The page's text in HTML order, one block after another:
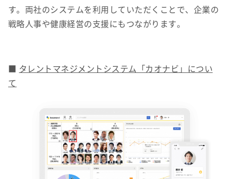
す。両社のシステムを利用していただくことで、企業の
戦略人事や健康経営の支援にもつながります。
タレントマネジメントシステム「カオナビ」につい
て